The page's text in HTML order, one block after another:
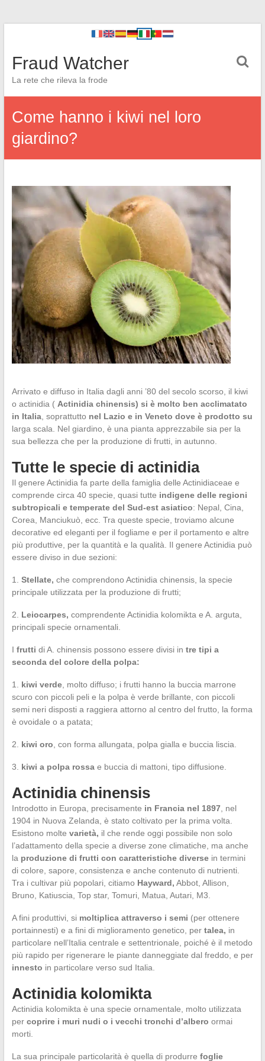
Fraud Watcher
La rete che rileva la frode
Come hanno i kiwi nel loro
giardino?
Arrivato e diffuso in Italia dagli anni ’80 del secolo scorso, il kiwi
o actinidia ( Actinidia chinensis) si è molto ben acclimatato
in Italia, soprattutto nel Lazio e in Veneto dove è prodotto su
larga scala. Nel giardino, è una pianta apprezzabile sia per la
sua bellezza che per la produzione di frutti, in autunno.
Tutte le specie di actinidia
Il genere Actinidia fa parte della famiglia delle Actinidiaceae e
comprende circa 40 specie, quasi tutte indigene delle regioni
subtropicali e temperate del Sud-est asiatico: Nepal, Cina,
Corea, Manciukuò, ecc. Tra queste specie, troviamo alcune
decorative ed eleganti per il fogliame e per il portamento e altre
più produttive, per la quantità e la qualità. Il genere Actinidia può
essere diviso in due sezioni:
1. Stellate, che comprendono Actinidia chinensis, la specie
principale utilizzata per la produzione di frutti;
2. Leiocarpes, comprendente Actinidia kolomikta e A. arguta,
principali specie ornamentali.
I frutti di A. chinensis possono essere divisi in tre tipi a
seconda del colore della polpa:
1. kiwi verde, molto diffuso; i frutti hanno la buccia marrone
scuro con piccoli peli e la polpa è verde brillante, con piccoli
semi neri disposti a raggiera attorno al centro del frutto, la forma
è ovoidale o a patata;
2. kiwi oro, con forma allungata, polpa gialla e buccia liscia.
3. kiwi a polpa rossae buccia di mattoni, tipo diffusione.
Actinidia chinensis
Introdotto in Europa, precisamente in Francia nel 1897, nel
1904 in Nuova Zelanda, è stato coltivato per la prima volta.
Esistono molte varietà, il che rende oggi possibile non solo
l’adattamento della specie a diverse zone climatiche, ma anche
la produzione di frutti con caratteristiche diversein termini
di colore, sapore, consistenza e anche contenuto di nutrienti.
Tra i cultivar più popolari, citiamo Hayward, Abbot, Allison,
Bruno, Katiuscia, Top star, Tomuri, Matua, Autari, M3.
A fini produttivi, si moltiplica attraverso i semi (per ottenere
portainnesti) e a fini di miglioramento genetico, per talea, in
particolare nell’Italia centrale e settentrionale, poiché è il metodo
più rapido per rigenerare le piante danneggiate dal freddo, e per
innesto in particolare verso sud Italia.
Actinidia kolomikta
Actinidia kolomikta è una specie ornamentale, molto utilizzata
per coprire i muri nudi o i vecchi tronchi d’albero ormai
morti.
La sua principale particolarità è quella di produrre foglie